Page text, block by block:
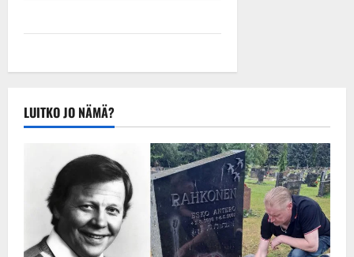
LUITKO JO NÄMÄ?